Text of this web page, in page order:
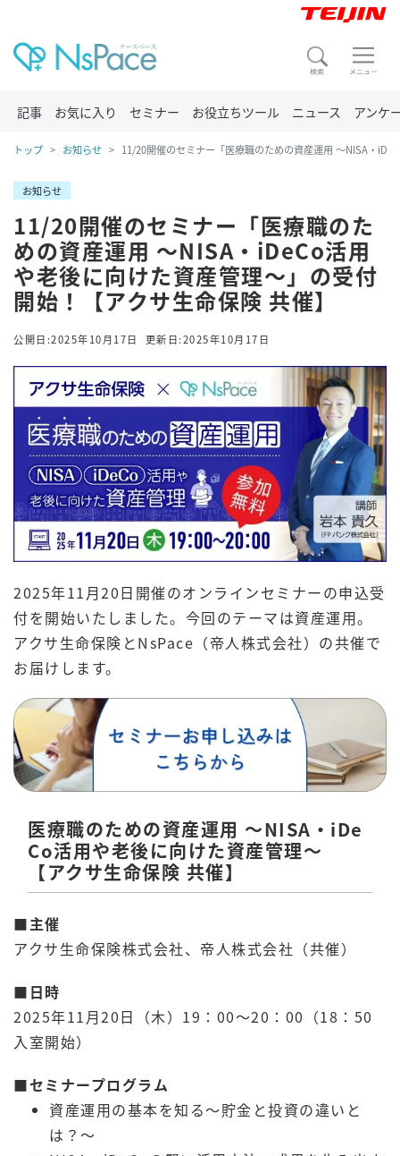
記事 お気に入り セミナー お役立ちツール ニュース アンケ
トップ お知らせ 11/20開催のセミナー「医療職のための資産運用 ～NISA・
お知らせ
11/20開催のセミナー「医療職のた
めの資産運用 ～NISA・iDeCo活用
や老後に向けた資産管理～」の受付
開始！【アクサ生命保険 共催】
公開日:2025年10月17日 更新日:2025年10月17日
2025年11月20日開催のオンラインセミナーの申込受
付を開始いたしました。今回のテーマは資産運用。
アクサ生命保険とNsPace（帝人株式会社）の共催で
お届けします。
医療職のための資産運用 ～NISA・iDe
Co活用や老後に向けた資産管理～
【アクサ生命保険 共催】
■主催
アクサ生命保険株式会社、帝人株式会社（共催）
■日時
2025年11月20日（木）19：00～20：00（18：50
入室開始）
■セミナープログラム
資産運用の基本を知る～貯金と投資の違いと
は？～